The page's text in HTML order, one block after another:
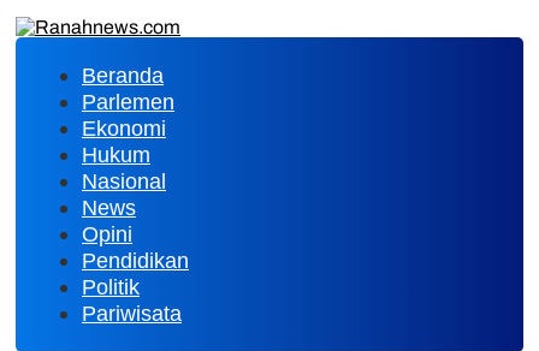
Beranda
Parlemen
Ekonomi
Hukum
Nasional
News
Opini
Pendidikan
Politik
Pariwisata